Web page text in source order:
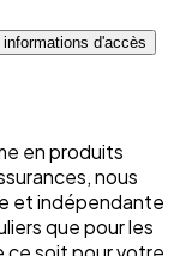
d'accès
en produits
nous
et indépendante
que pour les